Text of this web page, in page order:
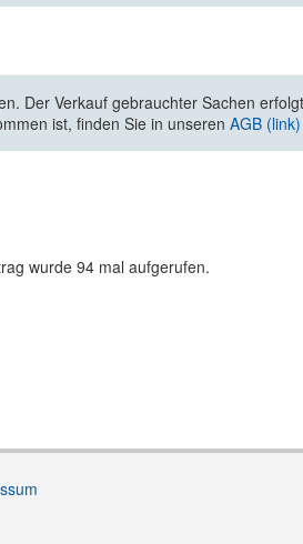
Der Verkauf gebrauchter Sachen
ist, finden Sie in unseren AGB (link)
wurde 94 mal aufgerufen.